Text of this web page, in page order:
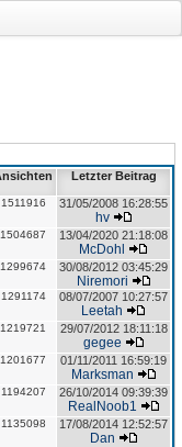
Letzter Beitrag
1511916 31/05/2008 16:28:55
hv
1504687 13/04/2020 21:18:08
McDohl
1299674 30/08/2012 03:45:29
Niremori
1291174 08/07/2007 10:27:57
Leetah
1219721 29/07/2012 18:11:18
gegee
1201677 01/11/2011 16:59:19
Marksman
1194207 26/10/2014 09:39:39
RealNoob1
1135098 17/08/2014 12:52:57
Dan